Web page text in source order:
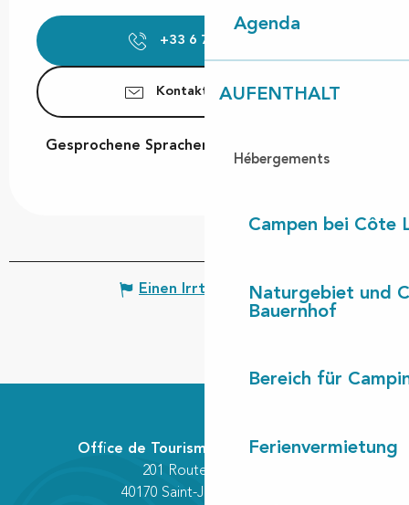
Agenda
AUFENTHALT
Hébergements
Campen bei Côte
Naturgebiet und
Bauernhof
Bereich für
Ferienvermietung
+33 6 73 96 20
Kontaktieren Sie uns
Gesprochene Sprachen
Gesprochene Sprachen
Einen Irrtum angeben
Office de Tourisme Communautaire
201 Route des Lacs
40170 Saint-Julien-en-Born